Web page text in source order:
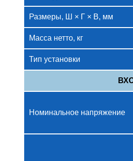
Размеры, Ш × Г × В, мм
Масса нетто, кг
Тип установки
Номинальное напряжение